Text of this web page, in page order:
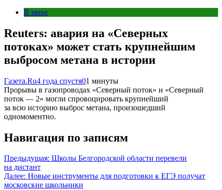
В мире
Reuters: авария на «Северных
потоках» может стать крупнейшим
выбросом метана в истории
Газета.Ru4 года спустя01 минуты
Прорывы в газопроводах «Северный поток» и «Северный
поток — 2» могли спровоцировать крупнейший
за всю историю выброс метана, произошедший
одномоментно.
Навигация по записям
Предыдущая: Школы Белгородской области перевели
на дистант
Далее: Новые инструменты для подготовки к ЕГЭ получат
московские школьники